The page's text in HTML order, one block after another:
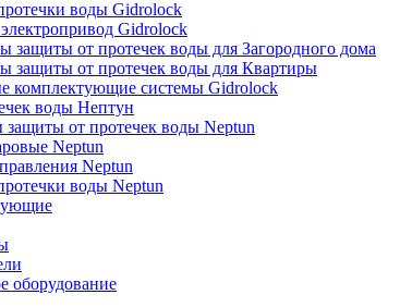
воды Gidrolock
Gidrolock
защиты от протечек воды для Загородного дома
защиты от протечек воды для Квартиры
комплектующие системы Gidrolock
воды Нептун
от протечек воды Neptun
Neptun
Neptun
воды Neptun
оборудование